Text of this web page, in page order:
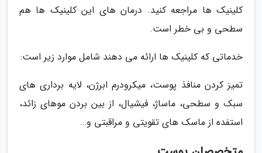
کلینیک ها مراجعه کنید. درمان های این کلینیک ها هم
سطحی و بی خطر است.
خدماتی که کلینیک ها ارائه می دهند شامل موارد زیر است:
تمیز کردن منافذ پوست، میکرودرم ابرژن، لایه برداری های
سبک و سطحی، ماساژ، فیشیال، از بین بردن موهای زائد،
استفده از ماسک های تقویتی و مراقبتی و…